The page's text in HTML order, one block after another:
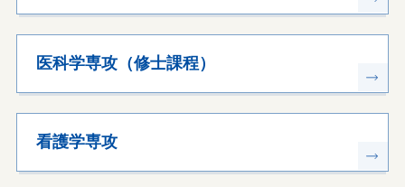
医科学専攻（修士課程）
看護学専攻